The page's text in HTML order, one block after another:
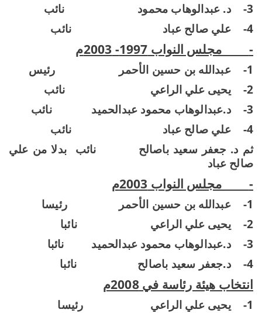
3-
د. عبدالوهاب محمود
نائب
4-
علي صالح عباد نائب
- مجلس النواب 1997- 2003م
1- عبدالله بن حسين الأحمر
رئيس
2-
يحيى علي الراعي
نائب
3-
د.عبدالوهاب محمود عبدالحميد
نائب
4-
علي صالح عباد
نائب
ثم د. جعفر سعيد باصالح
نائب
بدلا من علي
صالح عباد
- مجلس النواب 2003م
1- عبدالله بن حسين الأحمر
رئيسا
2-
يحيى علي الراعي
نائبا
3-
د.عبدالوهاب محمود عبدالحميد
نائبا
4-
د.جعفر سعيد باصالح نائبا
انتخاب هيئة رئاسة في 2008م
1- يحيى علي الراعي
رئيسا